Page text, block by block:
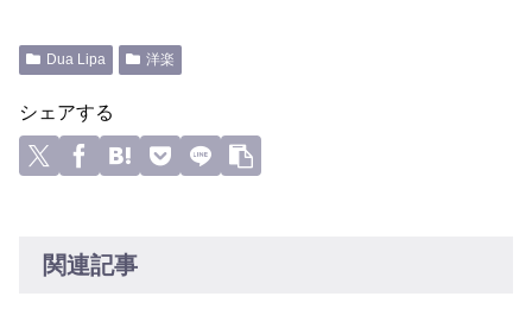
Dua Lipa 洋楽
シェアする
関連記事